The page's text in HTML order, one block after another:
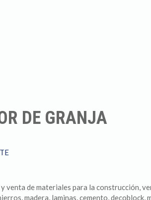
DE GRANJA
y venta de materiales para la construcción,
madera, laminas, cemento, decoblock,